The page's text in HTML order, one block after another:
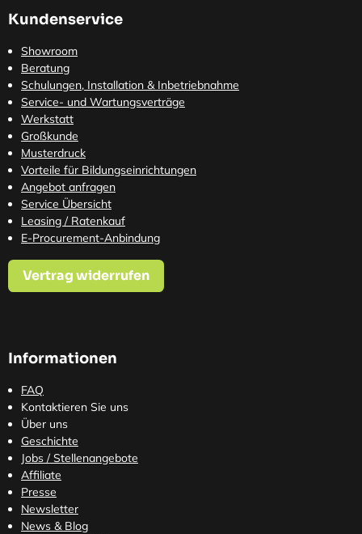
Kundenservice
Showroom
Beratung
Schulungen, Installation & Inbetriebnahme
Service- und Wartungsverträge
Werkstatt
Großkunde
Musterdruck
Vorteile für Bildungseinrichtungen
Angebot anfragen
Service Übersicht
Leasing / Ratenkauf
E-Procurement-Anbindung
Vertrag widerrufen
Informationen
FAQ
Kontaktieren Sie uns
Über uns
Geschichte
Jobs / Stellenangebote
Affiliate
Presse
Newsletter
News & Blog